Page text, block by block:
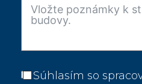
Súhlasím so